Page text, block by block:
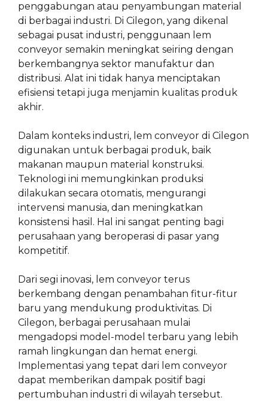
penggabungan atau penyambungan material
di berbagai industri. Di Cilegon, yang dikenal
sebagai pusat industri, penggunaan lem
conveyor semakin meningkat seiring dengan
berkembangnya sektor manufaktur dan
distribusi. Alat ini tidak hanya menciptakan
efisiensi tetapi juga menjamin kualitas produk
akhir.
Dalam konteks industri, lem conveyor di Cilegon
digunakan untuk berbagai produk, baik
makanan maupun material konstruksi.
Teknologi ini memungkinkan produksi
dilakukan secara otomatis, mengurangi
intervensi manusia, dan meningkatkan
konsistensi hasil. Hal ini sangat penting bagi
perusahaan yang beroperasi di pasar yang
kompetitif.
Dari segi inovasi, lem conveyor terus
berkembang dengan penambahan fitur-fitur
baru yang mendukung produktivitas. Di
Cilegon, berbagai perusahaan mulai
mengadopsi model-model terbaru yang lebih
ramah lingkungan dan hemat energi.
Implementasi yang tepat dari lem conveyor
dapat memberikan dampak positif bagi
pertumbuhan industri di wilayah tersebut.